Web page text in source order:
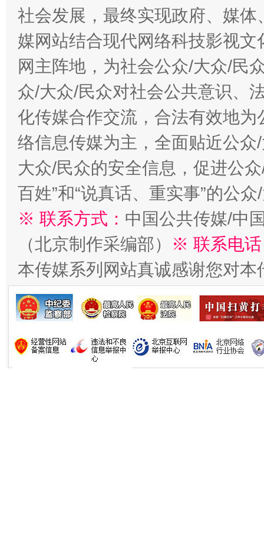
习近平的博鳌关键词
魏明亮
“刷贴”乱象丛生
生
揭批美国五大"原罪" "炒
社会发展，最终实现政府、媒
媒网站结合现代网络科技影视
网主阵地，为社会公众/大众/民
众/大众/民众对社会公共意识、
化传媒合作交流，合法有效地
络信息传媒为主，全面贴近公
大众/民众的安全信息，促进公
百姓”和“说真话、重实事”的公
※ 联系方式： 中国公共传媒/中
（北京制作采编部）
※ 联系电
本传媒系列网站真诚感谢您对